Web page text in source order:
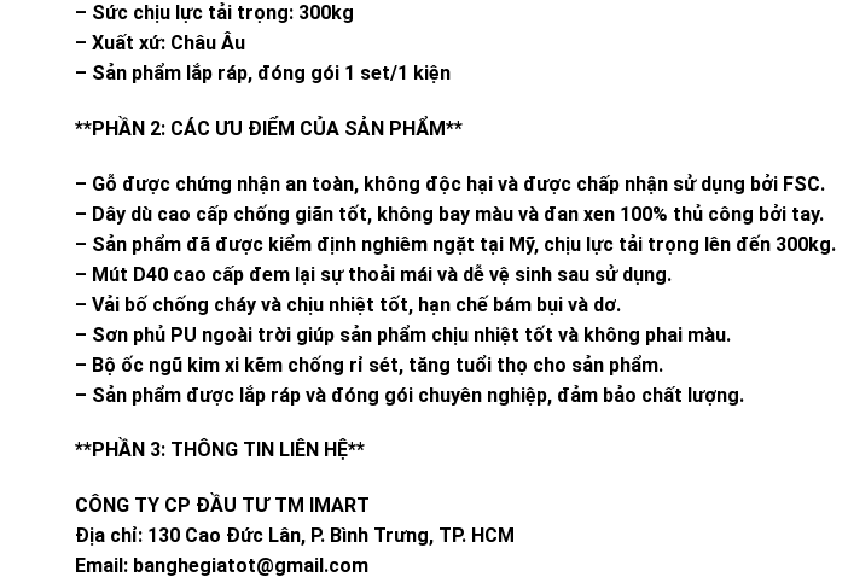
– Sức chịu lực tải trọng: 300kg
– Xuất xứ: Châu Âu
– Sản phẩm lắp ráp, đóng gói 1 set/1 kiện
**PHẦN 2: CÁC ƯU ĐIỂM CỦA SẢN PHẨM**
– Gỗ được chứng nhận an toàn, không độc hại và được chấp nhận sử dụng bởi FSC.
– Dây dù cao cấp chống giãn tốt, không bay màu và đan xen 100% thủ công bởi tay.
– Sản phẩm đã được kiểm định nghiêm ngặt tại Mỹ, chịu lực tải trọng lên đến 300kg.
– Mút D40 cao cấp đem lại sự thoải mái và dễ vệ sinh sau sử dụng.
– Vải bố chống cháy và chịu nhiệt tốt, hạn chế bám bụi và dơ.
– Sơn phủ PU ngoài trời giúp sản phẩm chịu nhiệt tốt và không phai màu.
– Bộ ốc ngũ kim xi kẽm chống rỉ sét, tăng tuổi thọ cho sản phẩm.
– Sản phẩm được lắp ráp và đóng gói chuyên nghiệp, đảm bảo chất lượng.
**PHẦN 3: THÔNG TIN LIÊN HỆ**
CÔNG TY CP ĐẦU TƯ TM IMART
Địa chỉ: 130 Cao Đức Lân, P. Bình Trưng, TP. HCM
Email: banghegiatot@gmail.com